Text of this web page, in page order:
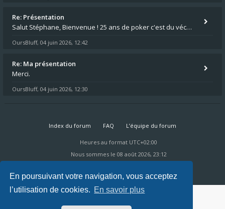
En poursuivant votre navigation, vous acceptez
l’utilisation de cookies. En savoir plus
Re: Présentation
Salut Stéphane, Bienvenue ! 25 ans de poker c'est du vécu quand même. Moi je suis relativementnouveau (2018) mais j'ai a
OursBluff, 04 juin 2026, 12:42
Re: Ma présentation
Merci.
OursBluff, 04 juin 2026, 12:30
Index du forum FAQ L’équipe du forum
Heures au format UTC+02:00
Nous sommes le 08 août 2026, 23:12
Ravaio Theme by